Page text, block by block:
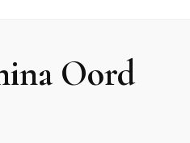
Oord